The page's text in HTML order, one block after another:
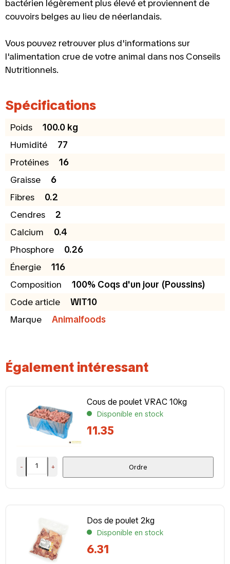
bactérien légèrement plus élevé et proviennent de
couvoirs belges au lieu de néerlandais.
Vous pouvez retrouver plus d'informations sur
l'alimentation crue de votre animal dans nos Conseils
Nutritionnels.
Spécifications
Poids
100.0 kg
Humidité
77
Protéines
16
Graisse
6
Fibres
0.2
Cendres
2
Calcium
0.4
Phosphore
0.26
Énergie
116
Composition
100% Coqs d'un jour (Poussins)
Code article
WIT10
Marque
Animalfoods
Également intéressant
Cous de poulet VRAC 10kg
Disponible en stock
11.35
- + Ordre
Dos de poulet 2kg
Disponible en stock
6.31